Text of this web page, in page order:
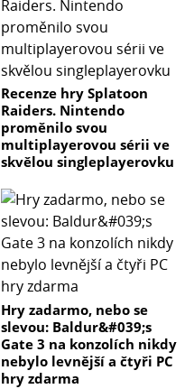
Recenze hry Splatoon
Raiders. Nintendo
proměnilo svou
multiplayerovou sérii ve
skvělou singleplayerovku
Hry zadarmo, nebo se
slevou: Baldur&#039;s
Gate 3 na konzolích nikdy
nebylo levnější a čtyři PC
hry zdarma